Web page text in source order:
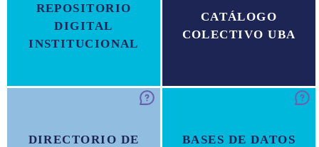
REPOSITORIO
DIGITAL
INSTITUCIONAL
CATÁLOGO
COLECTIVO UBA
DIRECTORIO DE
BASES DE DATOS